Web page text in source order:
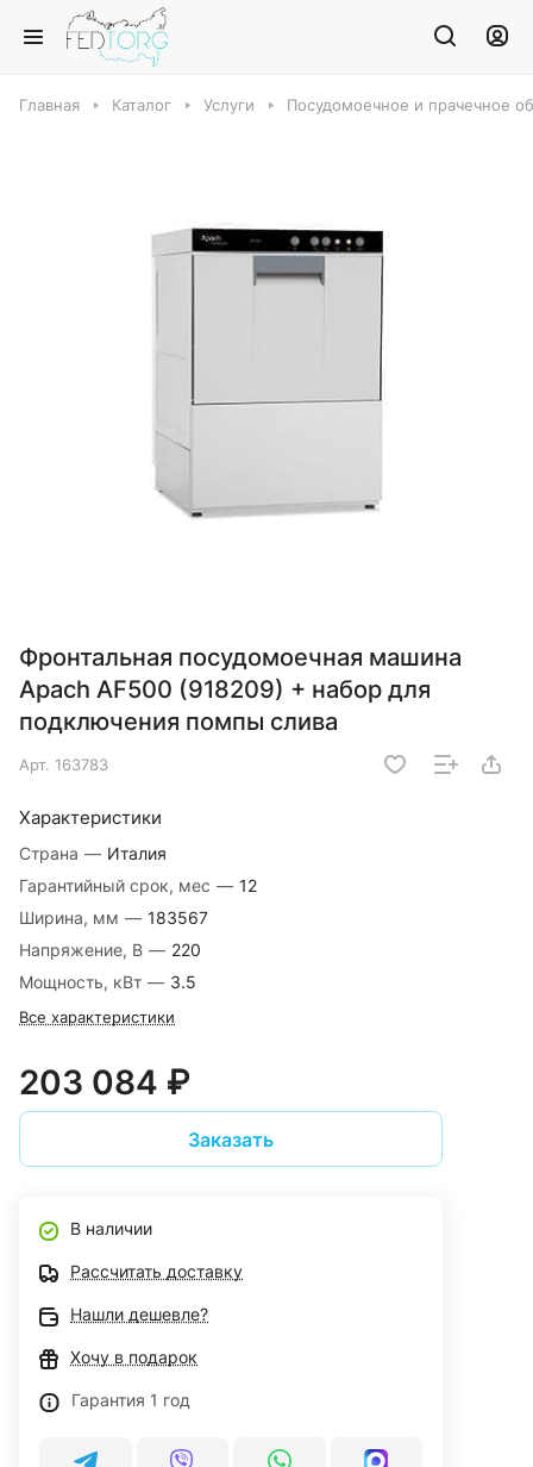
Главная Каталог Услуги Посудомоечное и прачечное
Фронтальная посудомоечная машина
Apach AF500 (918209) + набор для
подключения помпы слива
Арт. 163783
Характеристики
Страна — Италия
Гарантийный срок, мес — 12
Ширина, мм — 183567
Напряжение, В — 220
Мощность, кВт — 3.5
Все характеристики
203 084 ₽
Заказать
В наличии
Рассчитать доставку
Нашли дешевле?
Хочу в подарок
Гарантия 1 год